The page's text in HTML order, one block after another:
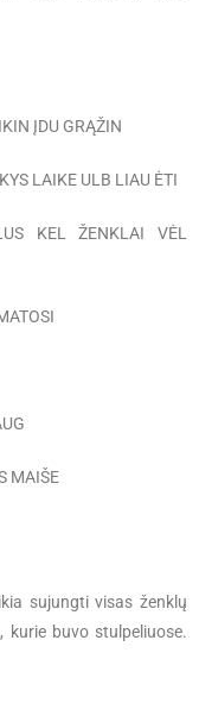
ĮDU GRĄŽIN
LAIKE ULB LIAU ĖTI
KEL ŽENKLAI VĖL
MAIŠE
sujungti visas ženklų
buvo stulpeliuose.